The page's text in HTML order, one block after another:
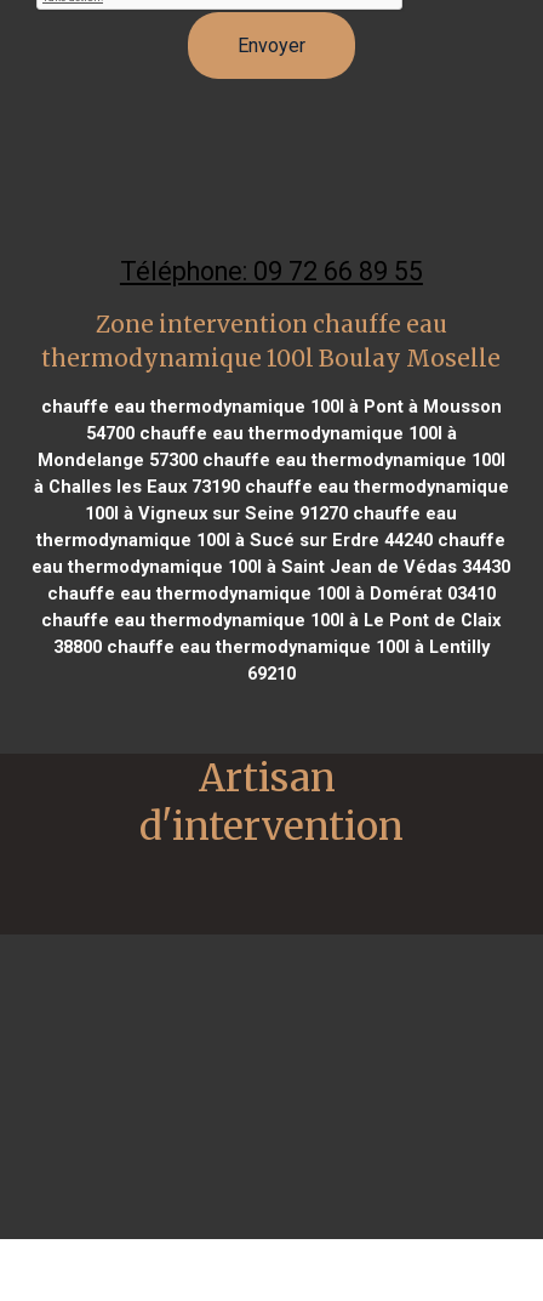
Téléphone: 09 72 66 89 55
Zone intervention chauffe eau
thermodynamique 100l Boulay Moselle
chauffe eau thermodynamique 100l à Pont à Mousson
54700chauffe eau thermodynamique 100l à
Mondelange 57300chauffe eau thermodynamique 100l
à Challes les Eaux 73190chauffe eau thermodynamique
100l à Vigneux sur Seine 91270 chauffe eau
thermodynamique 100l à Sucé sur Erdre 44240 chauffe
eau thermodynamique 100l à Saint Jean de Védas 34430
chauffe eau thermodynamique 100l à Domérat 03410
chauffe eau thermodynamique 100l à Le Pont de Claix
38800chauffe eau thermodynamique 100l à Lentilly
69210
Artisan
d'intervention